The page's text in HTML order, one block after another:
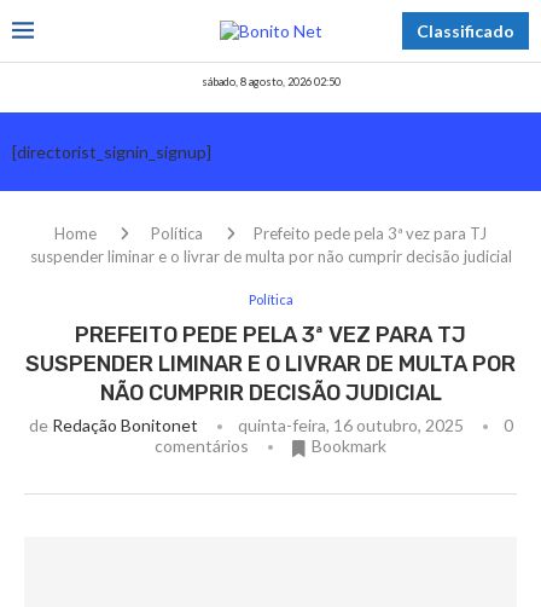
Classificado
sábado, 8 agosto, 2026 02:50
[directorist_signin_signup]
Home Política
Prefeito pede pela 3ª vez para TJ
suspender liminar e o livrar de multa por não cumprir decisão judicial
Política
PREFEITO PEDE PELA 3ª VEZ PARA TJ
SUSPENDER LIMINAR E O LIVRAR DE MULTA POR
NÃO CUMPRIR DECISÃO JUDICIAL
de Redação Bonitonet quinta-feira, 16 outubro, 2025
0
comentários
Bookmark